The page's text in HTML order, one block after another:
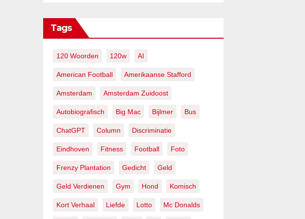
Tags
120 Woorden 120w AI
American Football Amerikaanse Stafford
Amsterdam Amsterdam Zuidoost
Autobiografisch Big Mac Bijlmer Bus
ChatGPT Column Discriminatie
Eindhoven Fitness Football Foto
Frenzy Plantation Gedicht Geld
Geld Verdienen Gym Hond Komisch
Kort Verhaal Liefde Lotto Mc Donalds